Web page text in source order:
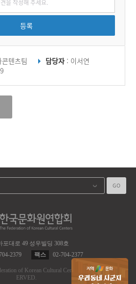
등록
텐츠팀 담당자 : 이서연
포대로 49 성우빌딩 308호
2379 팩스 02-704-2377
of Korean Cultural Centers.
ALL RIGHT RES
ERVED.
GO